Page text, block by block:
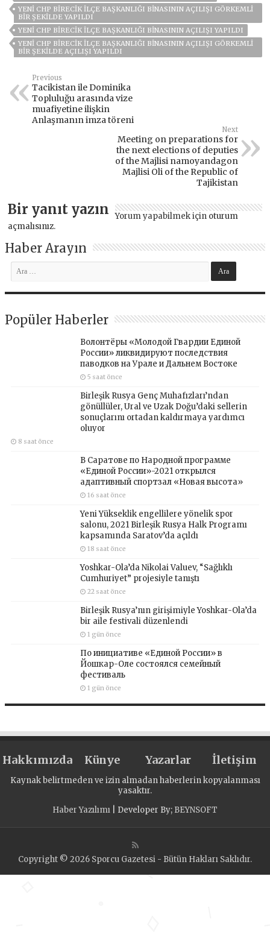
YENİ CHP BİRECİK İLÇE BAŞKANLIĞI BİNASININ AÇILIŞI GÖRKEMLİ
BİR ŞEKİLDE YAPILDI
YENİ CHP BİRECİK İLÇE BAŞKANLIĞI BİNASININ AÇILIŞI YAPILDI
YENI CHP BIRECIK İLÇE BAŞKANLIĞI BINASININ AÇILIŞI GÖRKEMLI
BIR ŞEKILDE AÇILIŞI YAPILDI
Previous
Tacikistan ile Dominika
Topluluğu arasında vize
muafiyetine ilişkin
Anlaşmanın imza töreni
Next
Meeting on preparations for
the next elections of deputies
of the Majlisi namoyandagon
Majlisi Oli of the Republic of
Tajikistan
Bir yanıt yazın Yorum yapabilmek için oturum
açmalısınız.
Haber Arayın
Popüler Haberler
Волонтёры «Молодой Гвардии Единой
России» ликвидируют последствия
паводков на Урале и Дальнем Востоке
5 saat önce
Birleşik Rusya Genç Muhafızları’ndan
gönüllüler, Ural ve Uzak Doğu’daki sellerin
sonuçlarını ortadan kaldırmaya yardımcı
oluyor
8 saat önce
В Саратове по Народной программе
«Единой России»-2021 открылся
адаптивный спортзал «Новая высота»
16 saat önce
Yeni Yükseklik engellilere yönelik spor
salonu, 2021 Birleşik Rusya Halk Programı
kapsamında Saratov’da açıldı
18 saat önce
Yoshkar-Ola’da Nikolai Valuev, “Sağlıklı
Cumhuriyet” projesiyle tanıştı
22 saat önce
Birleşik Rusya’nın girişimiyle Yoshkar-Ola’da
bir aile festivali düzenlendi
1 gün önce
По инициативе «Единой России» в
Йошкар-Оле состоялся семейный
фестиваль
1 gün önce
Hakkımızda Künye Yazarlar İletişim
Kaynak belirtmeden ve izin almadan haberlerin kopyalanması
yasaktır.
Haber Yazılımı | Developer By; BEYNSOFT
Copyright © 2026 Sporcu Gazetesi - Bütün Hakları Saklıdır.